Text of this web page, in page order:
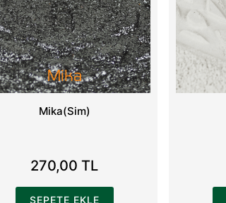
Mika(Sim)
270,00 TL
SEPETE EKLE